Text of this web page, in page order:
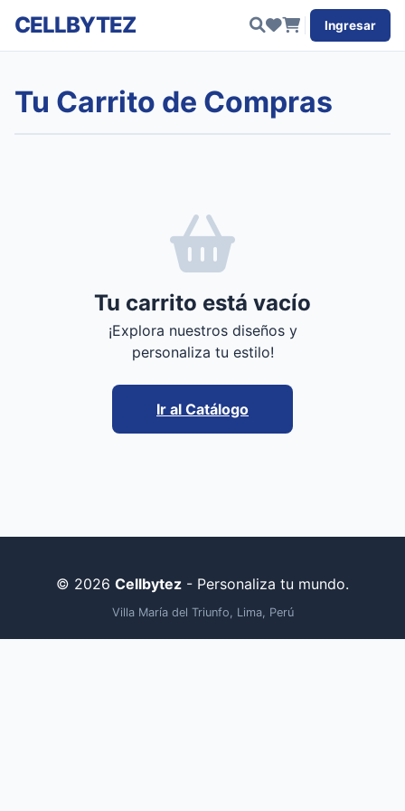
CELLBYTEZ Ingresar
Tu Carrito de Compras
Tu carrito está vacío
¡Explora nuestros diseños y
personaliza tu estilo!
Ir al Catálogo
© 2026 Cellbytez - Personaliza tu mundo.
Villa María del Triunfo, Lima, Perú